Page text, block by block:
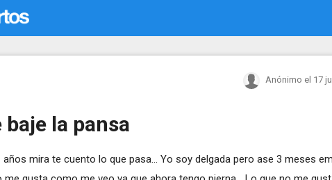
Anónimo el 17
la pansa
mira te cuento lo que pasa... Yo soy delgada pero ase 3 meses